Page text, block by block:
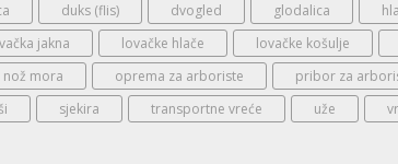
duks (flis) dvogled glodalica
jakna lovačke hlače lovačke košulje
nož mora oprema za arboriste pribor za
sjekira transportne vreće uže